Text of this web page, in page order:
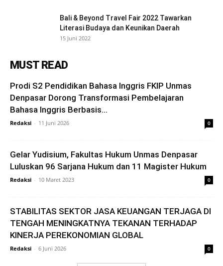
Bali & Beyond Travel Fair 2022 Tawarkan
Literasi Budaya dan Keunikan Daerah
15 Juni 2022
MUST READ
Prodi S2 Pendidikan Bahasa Inggris FKIP Unmas
Denpasar Dorong Transformasi Pembelajaran
Bahasa Inggris Berbasis...
Redaksi - 11 Juni 2026 0
Gelar Yudisium, Fakultas Hukum Unmas Denpasar
Luluskan 96 Sarjana Hukum dan 11 Magister Hukum
Redaksi - 10 Maret 2023 0
STABILITAS SEKTOR JASA KEUANGAN TERJAGA DI
TENGAH MENINGKATNYA TEKANAN TERHADAP
KINERJA PEREKONOMIAN GLOBAL
Redaksi - 6 Juni 2026 0